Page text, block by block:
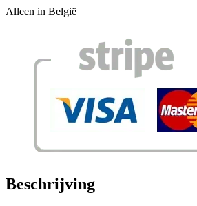
Alleen in België
Beschrijving